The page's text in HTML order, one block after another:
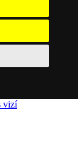
vizí